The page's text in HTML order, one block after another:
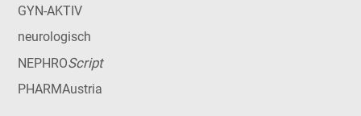
GYN-AKTIV
neurologisch
NEPHROScript
PHARMAustria